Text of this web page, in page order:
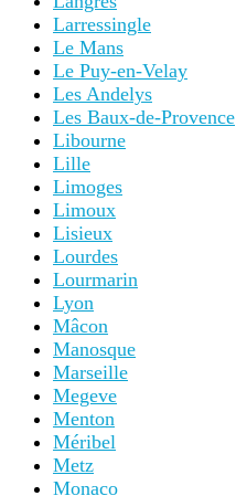
Larressingle
Le Mans
Le Puy-en-Velay
Les Andelys
Les Baux-de-Provence
Libourne
Lille
Limoges
Limoux
Lisieux
Lourdes
Lourmarin
Lyon
Mâcon
Manosque
Marseille
Megeve
Menton
Méribel
Metz
Monaco